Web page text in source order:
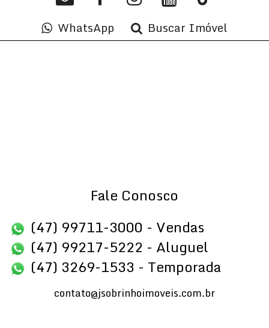
WhatsApp Buscar Imóvel
Fale Conosco
(47) 99711-3000 - Vendas
(47) 99217-5222 - Aluguel
(47) 3269-1533 - Temporada
contato@jsobrinhoimoveis.com.br